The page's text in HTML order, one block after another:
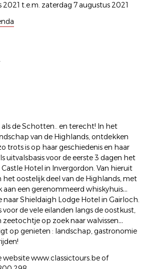
t.e.m. zaterdag 7 augustus 2021
de Schotten.. en terecht! In het
van de Highlands, ontdekken
trots is op haar geschiedenis en haar
uitvalsbasis voor de eerste 3 dagen het
Hotel in Invergordon. Van hieruit
het oostelijk deel van de Highlands, met
aan een gerenommeerd whiskyhuis…
naar Shieldaigh Lodge Hotel in Gairloch.
voor de vele eilanden langs de oostkust,
zeetochtje op zoek naar walvissen…
op genieten : landschap, gastronomie
website www.classictours.be of